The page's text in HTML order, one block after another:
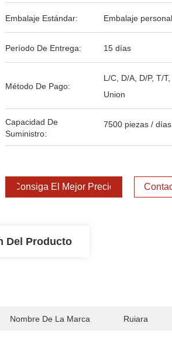
Embalaje Estándar: Embalaje
Período De Entrega: 15 días
Método De Pago:
L/C, D/A, D/P, T/
Union
Capacidad De
Suministro:
7500 piezas / días
Consiga El Mejor Precio
Del Producto
Nombre De La Marca Ruiara